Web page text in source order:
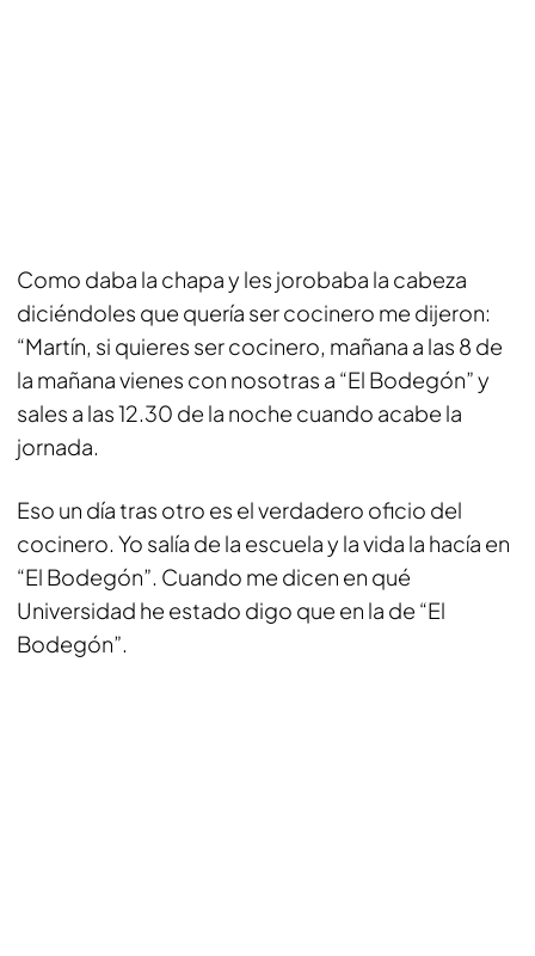
Como daba la chapa y les jorobaba la cabeza
diciéndoles que quería ser cocinero me dijeron:
“Martín, si quieres ser cocinero, mañana a las 8 de
la mañana vienes con nosotras a “El Bodegón” y
sales a las 12.30 de la noche cuando acabe la
jornada.
Eso un día tras otro es el verdadero oficio del
cocinero. Yo salía de la escuela y la vida la hacía en
“El Bodegón”. Cuando me dicen en qué
Universidad he estado digo que en la de “El
Bodegón”.